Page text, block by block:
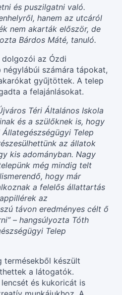
és puszilgatni való.
hanem az utcáról
nem akarták először, de
Bárdos Máté, tanuló.
az Ózdi
négylábúi számára tápokat,
gyűjtöttek. A telep
a felajánlásokat.
Téri Általános Iskola
és a szülőknek is, hogy
Telep
az állatok
kis adományban. Nagy
még mindig telt
hogy már
a felelős állattartás
az
távon eredményes célt ő
– hangsúlyozta Tóth
Telep
termésekből készült
a látogatók.
és kukoricát is